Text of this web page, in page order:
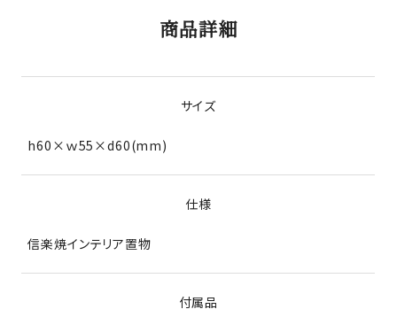
商品詳細
サイズ
h60×ｗ55×d60(mm)
仕様
信楽焼インテリア置物
付属品